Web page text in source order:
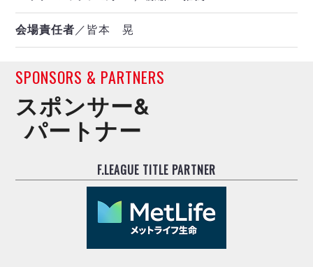
会場責任者 ／皆本 晃
SPONSORS & PARTNERS
スポンサー&
パートナー
F.LEAGUE TITLE PARTNER